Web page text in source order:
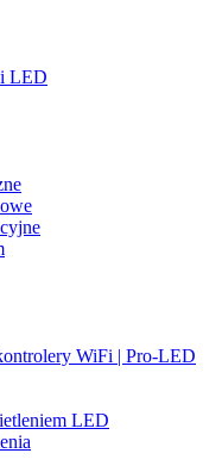
LED
WiFi | Pro-LED
LED